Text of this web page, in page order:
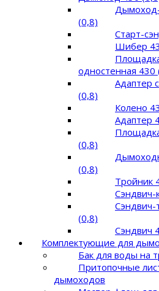
(0,8)
Старт-
Шибер
одностенная 430
Адаптер
(0,8)
Колено
Адаптер
(0,8)
(0,8)
Тройник
Сэндвич-
Сэндвич-
(0,8)
Сэндвич
Комплектующие для
Бак для воды на
Притопочные
дымоходов